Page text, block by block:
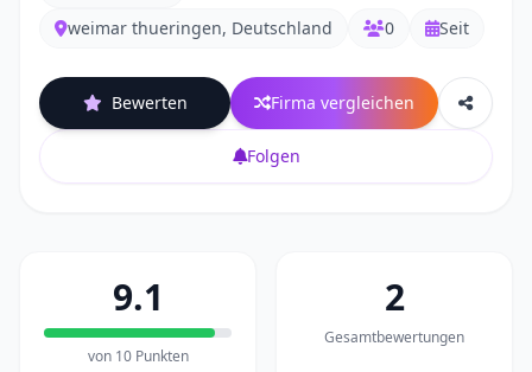
weimar thueringen, Deutschland
0 Seit
Bewerten Firma vergleichen
Folgen
9.1
von 10 Punkten
2
Gesamtbewertungen